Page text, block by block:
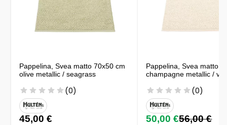
Pappelina, Svea matto 70x50 cm
olive metallic / seagrass
(0)
45,00 €
Pappelina, Svea matto
champagne metallic /
(0)
50,00 €56,00 €